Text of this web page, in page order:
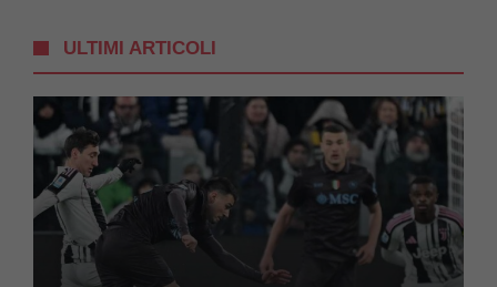
ULTIMI ARTICOLI